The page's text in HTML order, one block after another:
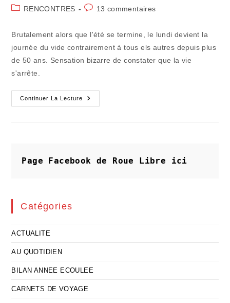
de
publiée :
PostRENCONTRES
Commentaires
13 commentaires
Brutalement alors que l'été se termine, le lundi devient la
journée du vide contrairement à tous els autres depuis plus
de 50 ans. Sensation bizarre de constater que la vie
s'arrête.
Continuer La Lecture
Le
Lundi
Moi
Page Facebook de Roue Libre ici
Catégories
ACTUALITE
AU QUOTIDIEN
BILAN ANNEE ECOULEE
CARNETS DE VOYAGE